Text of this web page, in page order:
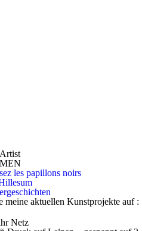
les papillons noirs
meine aktuellen Kunstprojekte auf :
Netz